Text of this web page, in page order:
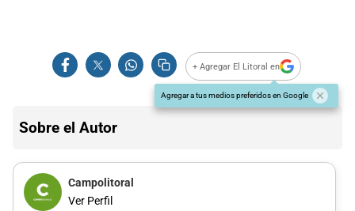
+ Agregar El Litoral en
Agregar a tus medios preferidos en Google
Sobre el Autor
Campolitoral
Ver Perfil